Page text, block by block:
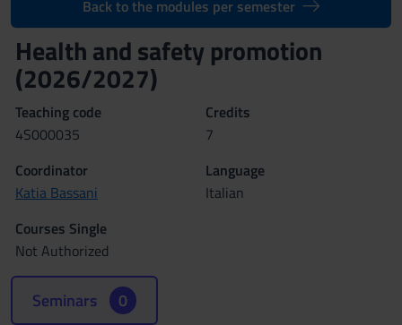
Back to the modules per semester
Health and safety promotion
(2026/2027)
Teaching code
4S000035
Credits
7
Coordinator
Katia Bassani
Language
Italian
Courses Single
Not Authorized
Seminars 0